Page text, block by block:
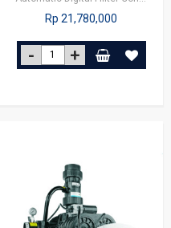
Rp 21,780,000